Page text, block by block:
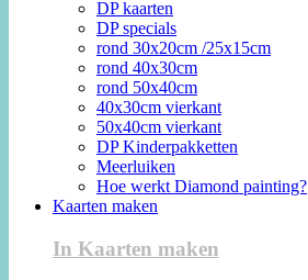
DP kaarten
DP specials
rond 30x20cm /25x15cm
rond 40x30cm
rond 50x40cm
40x30cm vierkant
50x40cm vierkant
DP Kinderpakketten
Meerluiken
Hoe werkt Diamond painting?
Kaarten maken
In Kaarten maken